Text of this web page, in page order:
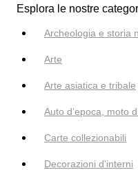
Esplora le nostre
Archeologia e storia
Arte
Arte asiatica e tribale
Auto d’epoca, moto
Carte collezionabili
Decorazioni d'interni